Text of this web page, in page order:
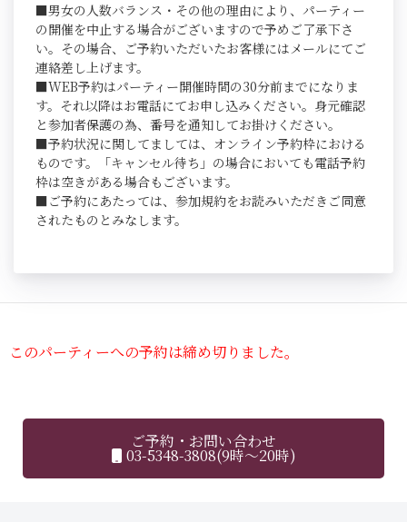
■男女の人数バランス・その他の理由により、パーティー
の開催を中止する場合がございますので予めご了承下さ
い。その場合、ご予約いただいたお客様にはメールにてご
連絡差し上げます。
■WEB予約はパーティー開催時間の30分前までになりま
す。それ以降はお電話にてお申し込みください。身元確認
と参加者保護の為、番号を通知してお掛けください。
■予約状況に関してましては、オンライン予約枠における
ものです。「キャンセル待ち」の場合においても電話予約
枠は空きがある場合もございます。
■ご予約にあたっては、参加規約をお読みいただきご同意
されたものとみなします。
このパーティーへの予約は締め切りました。
ご予約・お問い合わせ
03-5348-3808(9時～20時)